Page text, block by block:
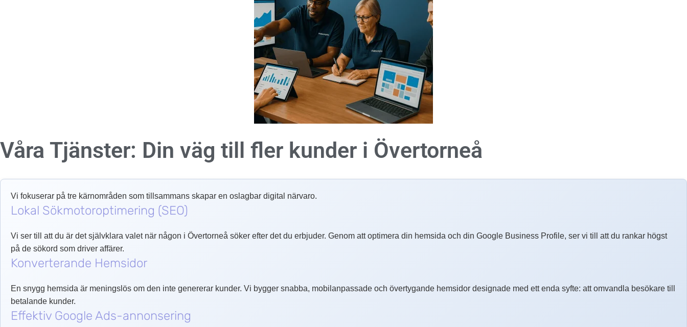
Våra Tjänster: Din väg till fler kunder i Övertorneå
Vi fokuserar på tre kärnområden som tillsammans skapar en oslagbar digital närvaro.
Lokal Sökmotoroptimering (SEO)
Vi ser till att du är det självklara valet när någon i Övertorneå söker efter det du erbjuder. Genom att optimera din hemsida och din Google Business Profile, ser vi till att du rankar högst
på de sökord som driver affärer.
Konverterande Hemsidor
En snygg hemsida är meningslös om den inte genererar kunder. Vi bygger snabba, mobilanpassade och övertygande hemsidor designade med ett enda syfte: att omvandla besökare till
betalande kunder.
Effektiv Google Ads-annonsering